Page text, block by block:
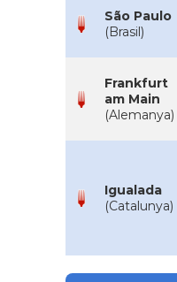
São Paulo
(Brasil)
Frankfurt
am Main
(Alemanya)
Igualada
(Catalunya)